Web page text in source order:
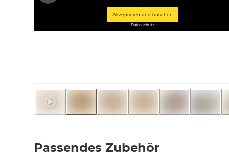
Akzeptieren und Ansehen
Datenschutz
Passendes Zubehör